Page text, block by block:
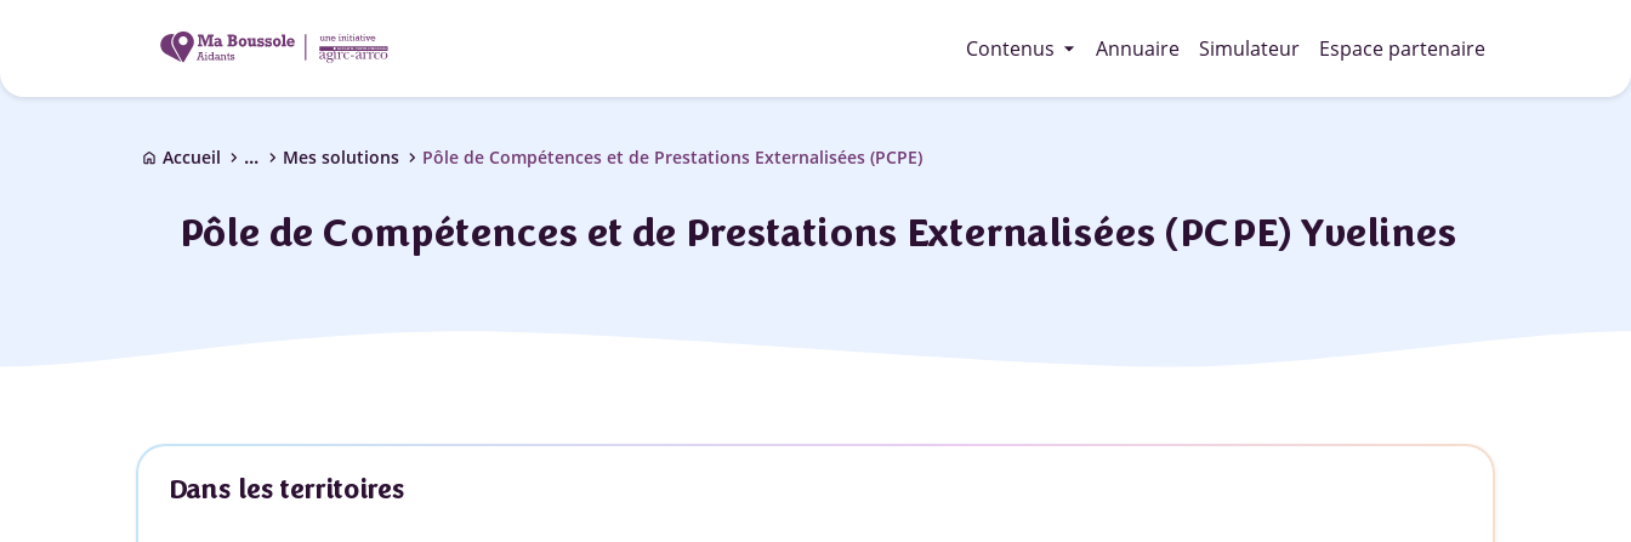
Contenus arrow_drop_down Annuaire Simulateur Espace partenaire
home Accueil chevron_right ... chevron_right Mes solutions chevron_right Pôle de Compétences et de Prestations Externalisées (PCPE)
Pôle de Compétences et de Prestations Externalisées (PCPE) Yvelines
Dans les territoires